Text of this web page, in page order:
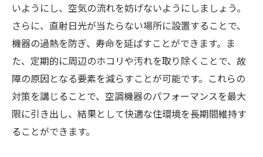
いようにし、空気の流れを妨げないようにしましょう。
さらに、直射日光が当たらない場所に設置することで、
機器の過熱を防ぎ、寿命を延ばすことができます。ま
た、定期的に周辺のホコリや汚れを取り除くことで、故
障の原因となる要素を減らすことが可能です。これらの
対策を講じることで、空調機器のパフォーマンスを最大
限に引き出し、結果として快適な住環境を長期間維持す
ることができます。